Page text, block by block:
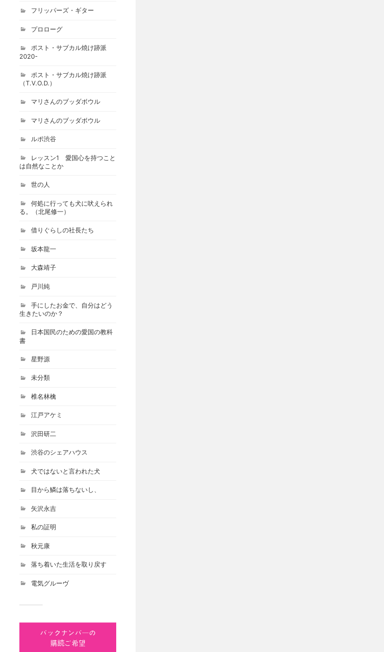
フリッパーズ・ギター
プロローグ
ポスト・サブカル焼け跡派
2020-
ポスト・サブカル焼け跡派
（T.V.O.D.）
マリさんのブッダボウル
マリさんのブッダボウル
ルポ渋谷
レッスン1 愛国心を持つこと
は自然なことか
世の人
何処に行っても犬に吠えられ
る。（北尾修一）
借りぐらしの社長たち
坂本龍一
大森靖子
戸川純
手にしたお金で、自分はどう
生きたいのか？
日本国民のための愛国の教科
書
星野源
未分類
椎名林檎
江戸アケミ
沢田研二
渋谷のシェアハウス
犬ではないと言われた犬
目から鱗は落ちないし、
矢沢永吉
私の証明
秋元康
落ち着いた生活を取り戻す
電気グルーヴ